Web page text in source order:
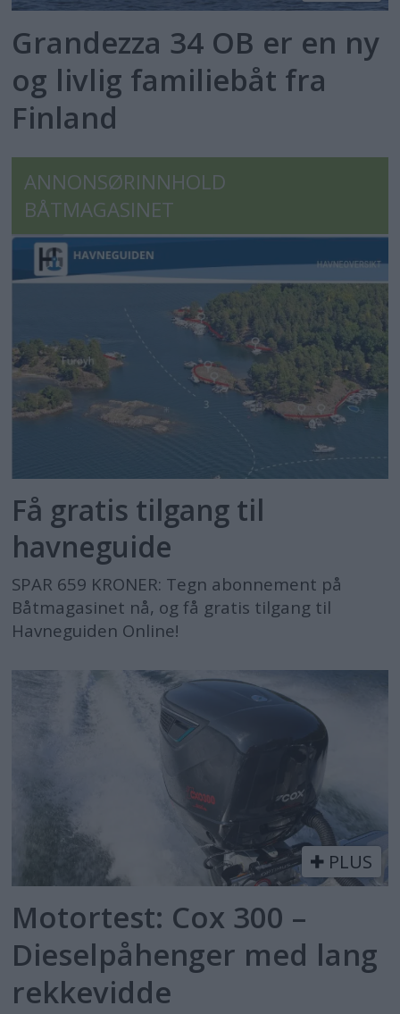
Grandezza 34 OB er en ny
og livlig familiebåt fra
Finland
ANNONSØRINNHOLD
BÅTMAGASINET
Få gratis tilgang til
havneguide
SPAR 659 KRONER: Tegn abonnement på
Båtmagasinet nå, og få gratis tilgang til
Havneguiden Online!
PLUS
Motortest: Cox 300 –
Dieselpåhenger med lang
rekkevidde